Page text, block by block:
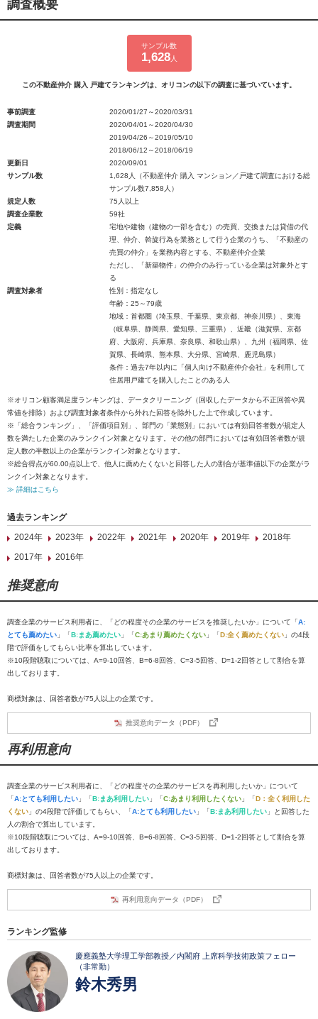
調査概要
サンプル数
1,628人
この不動産仲介 購入 戸建てランキングは、オリコンの以下の調査に基づいています。
事前調査
2020/01/27～2020/03/31
調査期間
2020/04/01～2020/04/30
2019/04/26～2019/05/10
2018/06/12～2018/06/19
更新日
2020/09/01
サンプル数
1,628人（不動産仲介 購入 マンション／戸建て調査における総
サンプル数7,858人）
規定人数
75人以上
調査企業数
59社
定義
宅地や建物（建物の一部を含む）の売買、交換または貸借の代
理、仲介、斡旋行為を業務として行う企業のうち、「不動産の
売買の仲介」を業務内容とする、不動産仲介企業
ただし、「新築物件」の仲介のみ行っている企業は対象外とす
る
調査対象者
性別：指定なし
年齢：25～79歳
地域：首都圏（埼玉県、千葉県、東京都、神奈川県）、東海
（岐阜県、静岡県、愛知県、三重県）、近畿（滋賀県、京都
府、大阪府、兵庫県、奈良県、和歌山県）、九州（福岡県、佐
賀県、長崎県、熊本県、大分県、宮崎県、鹿児島県）
条件：過去7年以内に「個人向け不動産仲介会社」を利用して
住居用戸建てを購入したことのある人
※オリコン顧客満足度ランキングは、データクリーニング（回収したデータから不正回答や異
常値を排除）および調査対象者条件から外れた回答を除外した上で作成しています。
※「総合ランキング」、「評価項目別」、部門の「業態別」においては有効回答者数が規定人
数を満たした企業のみランクイン対象となります。その他の部門においては有効回答者数が規
定人数の半数以上の企業がランクイン対象となります。
※総合得点が60.00点以上で、他人に薦めたくないと回答した人の割合が基準値以下の企業がラ
ンクイン対象となります。
≫ 詳細はこちら
過去ランキング
2024年
2023年 2022年 2021年 2020年 2019年
2018年
2017年
2016年
推奨意向
調査企業のサービス利用者に、「どの程度その企業のサービスを推奨したいか」について「A:
とても薦めたい 」「B:まあ薦めたい 」「C:あまり薦めたくない 」「D:全く薦めたくない 」の4段
階で評価をしてもらい比率を算出しています。
※10段階聴取については、A=9-10回答、B=6-8回答、C=3-5回答、D=1-2回答として割合を算
出しております。
商標対象は、回答者数が75人以上の企業です。
推奨意向データ（PDF）
再利用意向
調査企業のサービス利用者に、「どの程度その企業のサービスを再利用したいか」について
「A:とても利用したい 」「B:まあ利用したい 」「C:あまり利用したくない 」「D：全く利用した
くない 」の4段階で評価してもらい、「A:とても利用したい 」「B:まあ利用したい 」と回答した
人の割合で算出しています。
※10段階聴取については、A=9-10回答、B=6-8回答、C=3-5回答、D=1-2回答として割合を算
出しております。
商標対象は、回答者数が75人以上の企業です。
再利用意向データ（PDF）
ランキング監修
慶應義塾大学理工学部教授／内閣府 上席科学技術政策フェロー
（非常勤）
鈴木秀男